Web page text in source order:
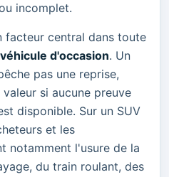
incomplet.
facteur central dans toute
d'occasion. Un
pas une reprise,
si aucune preuve
disponible. Sur un SUV
et les
notamment l'usure de la
du train roulant, des